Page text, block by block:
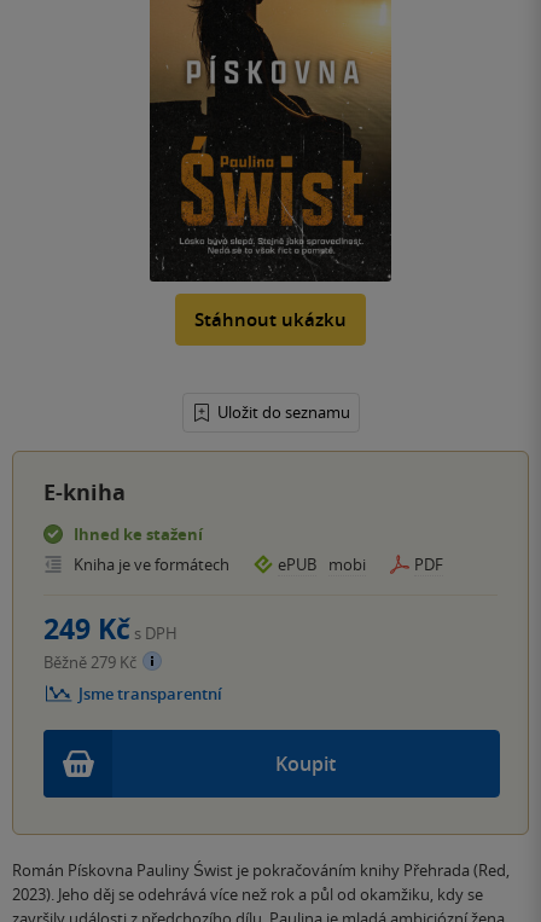
Stáhnout ukázku
Uložit do seznamu
E-kniha
Ihned ke stažení
Kniha je ve formátech
ePUB mobi PDF
Koupit
249 Kč s DPH
Běžně 279 Kč
Jsme transparentní
Román Pískovna Pauliny Świst je pokračováním knihy Přehrada (Red,
2023). Jeho děj se odehrává více než rok a půl od okamžiku, kdy se